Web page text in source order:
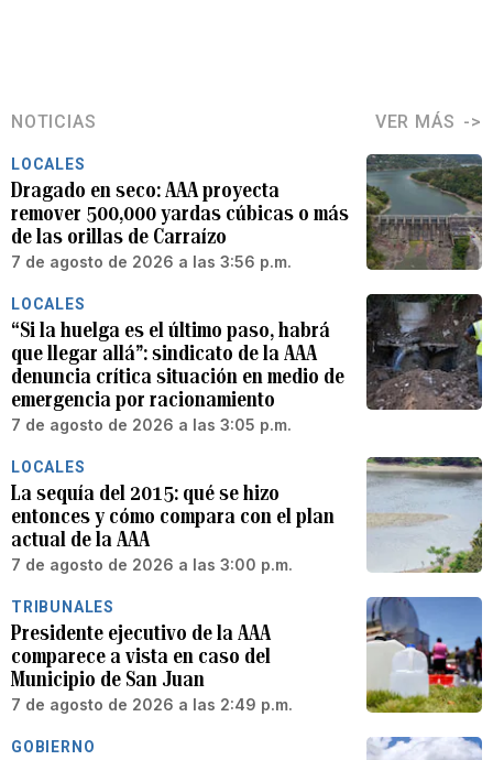
NOTICIAS VER MÁS
LOCALES
Dragado en seco: AAA proyecta
remover 500,000 yardas cúbicas o más
de las orillas de Carraízo
7 de agosto de 2026 a las 3:56 p.m.
LOCALES
“Si la huelga es el último paso, habrá
que llegar allá”: sindicato de la AAA
denuncia crítica situación en medio de
emergencia por racionamiento
7 de agosto de 2026 a las 3:05 p.m.
LOCALES
La sequía del 2015: qué se hizo
entonces y cómo compara con el plan
actual de la AAA
7 de agosto de 2026 a las 3:00 p.m.
TRIBUNALES
Presidente ejecutivo de la AAA
comparece a vista en caso del
Municipio de San Juan
7 de agosto de 2026 a las 2:49 p.m.
GOBIERNO